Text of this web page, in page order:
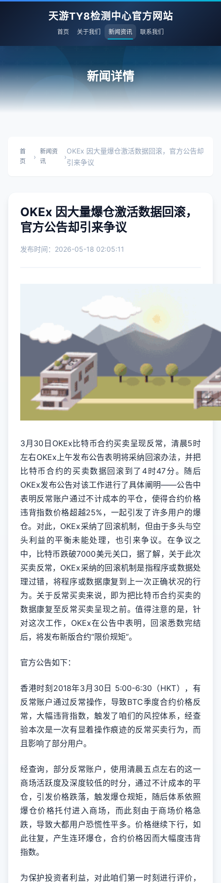
天游TY8检测中心官方网站
首页 关于我们 新闻资讯 联系我们
新闻详情
首
页
›
新闻资
讯
›
OKEx 因大量爆仓激活数据回滚，官方公告却
引来争议
OKEx 因大量爆仓激活数据回滚，
官方公告却引来争议
发布时间：2026-05-18 02:05:11
3月30日OKEx比特币合约买卖呈现反常，清晨5时
左右OKEx上午发布公告表明将采纳回滚办法，并把
比特币合约的买卖数据回滚到了4时47分。随后
OKEx发布公告对该工作进行了具体阐明——公告中
表明反常账户通过不计成本的平仓，使得合约价格
违背指数价格超越25%，一起引发了许多用户的爆
仓。对此，OKEx采纳了回滚机制，但由于多头与空
头利益的平衡未能处理，也引来争议。在争议之
中，比特币跌破7000美元关口，据了解，关于此次
买卖反常，OKEx采纳的回滚机制是指程序或数据处
理过错，将程序或数据康复到上一次正确状况的行
为。关于反常买卖来说，即为把比特币合约买卖的
数据康复至反常买卖呈现之前。值得注意的是，针
对这次工作，OKEx在公告中表明，回滚悉数完结
后，将发布新版合约“限价规矩”。
官方公告如下：
香港时刻2018年3月30日 5:00-6:30（HKT），有
反常账户通过反常操作，导致BTC季度合约价格反
常，大幅违背指数，触发了咱们的风控体系，经查
验本次是一次有显着操作痕迹的反常买卖行为，而
且影响了部分用户。
经查询，部分反常账户，使用清晨五点左右的这一
商场活跃度及深度较低的时分，通过不计成本的平
仓，引发价格跌落，触发爆仓规矩，随后体系依照
爆仓价格托付进入商场，而此刻由于商场价格急
跌，导致大都用户恐慌性平多。价格继续下行，如
此往复，产生连环爆仓，合约价格因而大幅度违背
指数。
为保护投资者利益，对此咱们第一时刻进行评价，